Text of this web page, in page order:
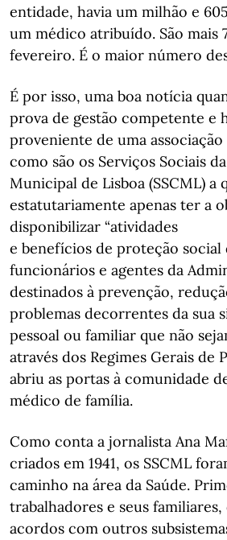
entidade, havia um milhão e
um médico atribuído. São mais
fevereiro. É o maior número
É por isso, uma boa notícia
prova de gestão competente e
proveniente de uma
como são os Serviços Sociais
Municipal de Lisboa (SSCML) a
estatutariamente apenas ter a
disponibilizar “atividades
e benefícios de proteção social
funcionários e agentes da
destinados à prevenção,
problemas decorrentes da sua
pessoal ou familiar que não
através dos Regimes Gerais de
abriu as portas à comunidade
médico de família.
Como conta a jornalista Ana
criados em 1941, os SSCML
caminho na área da Saúde.
trabalhadores e seus
acordos com outros